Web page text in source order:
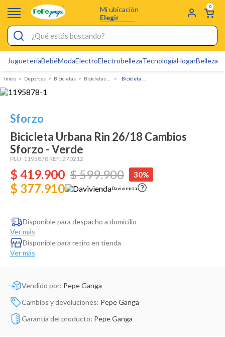
Mi ubicación
Elegir
0
¿Qué estás buscando?
JugueteriaBebéModaElectroElectrobellezaTecnologíaHogarBelleza
Deportes bicicletas Bicicletas Urbanas
Sforzo
Bicicleta Urbana Rin 26/18 Cambios
Sforzo - Verde
PLU: 1195878 REF: 270212
$ 419.900 $599.900 30%
$ 377.910 Davivienda
Disponible para despacho a domicilio
Ver más
Disponible para retiro en tienda
Ver más
Vendido por: Pepe Ganga
Cambios y devoluciones: Pepe Ganga
Garantía del producto: Pepe Ganga
Pijamas
Figuras Toy Story
Carters
Cartas Pokemon
Silla Mecedora Bebé
Bebes
Dinosaurio Juguete